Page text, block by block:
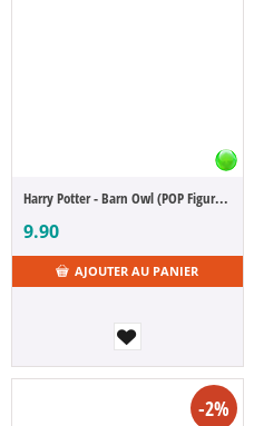
Harry Potter - Barn Owl (POP Figure Bitty 4-Pack)
9.90
AJOUTER AU PANIER
-2%